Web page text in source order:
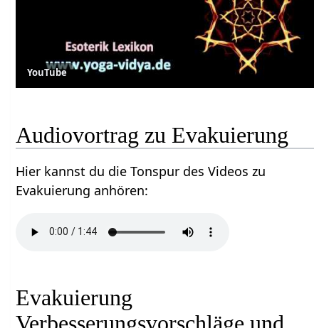
YouTube
Audiovortrag zu Evakuierung
Hier kannst du die Tonspur des Videos zu
Evakuierung anhören:
Evakuierung